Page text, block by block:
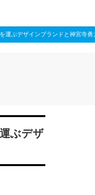
運ぶデザインブランドと神宮寺
ぶデザ